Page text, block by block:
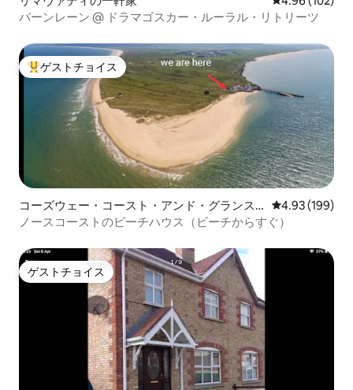
バーンレーン @ ドラマゴスカー・ルーラル・リトリーツ
大好評のゲストチョイスです。
ゲストチョイス
コーズウェー・コースト・アンド・グランス
の一軒家
レビュー199
4.93 (199)
ノースコーストのビーチハウス（ビーチからすぐ）
ゲストチョイス
ゲストチョイス